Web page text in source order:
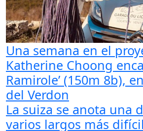
Una semana en el
Katherine Choong
Ramirole’ (150m 8b),
del Verdon
La suiza se anota una
varios largos más